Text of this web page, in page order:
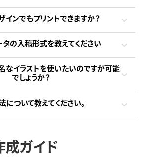
インでもプリントできますか？
の入稿形式を教えてください
なイラストを使いたいのですが可能
でしょうか？
について教えてください。
成ガイド